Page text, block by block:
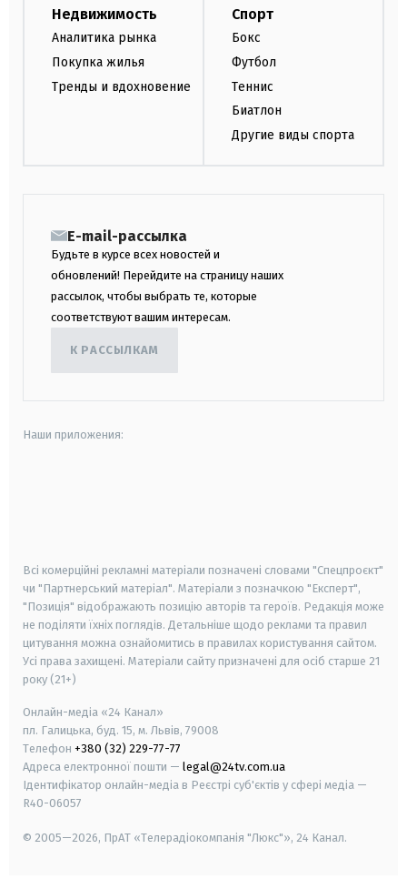
Недвижимость
Аналитика рынка
Покупка жилья
Тренды и вдохновение
Спорт
Бокс
Футбол
Теннис
Биатлон
Другие виды спорта
E-mail-рассылка
Будьте в курсе всех новостей и
обновлений! Перейдите на страницу наших
рассылок, чтобы выбрать те, которые
соответствуют вашим интересам.
К РАССЫЛКАМ
Наши приложения:
Всі комерційні рекламні матеріали позначені словами "Спецпроєкт"
чи "Партнерський матеріал". Матеріали з позначкою "Експерт",
"Позиція" відображають позицію авторів та героїв. Редакція може
не поділяти їхніх поглядів. Детальніше щодо реклами та правил
цитування можна ознайомитись в правилах користування сайтом.
Усі права захищені. Матеріали сайту призначені для осіб старше 21
року (21+)
Онлайн-медіа «24 Канал»
пл. Галицька, буд. 15, м. Львів, 79008
Телефон +380 (32) 229-77-77
Адреса електронної пошти — legal@24tv.com.ua
Ідентифікатор онлайн-медіа в Реєстрі суб'єктів у сфері медіа —
R40-06057
© 2005—2026, ПрАТ «Телерадіокомпанія "Люкс"», 24 Канал.